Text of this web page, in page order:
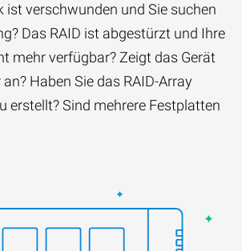
ist verschwunden und Sie suchen
Das RAID ist abgestürzt und Ihre
mehr verfügbar? Zeigt das Gerät
Haben Sie das RAID-Array
erstellt? Sind mehrere Festplatten